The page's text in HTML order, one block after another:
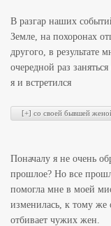
В разгар наших
Земле, на похоронах
другого, в
очередной раз
я и встретился
Поначалу я не очень
прошлое? Но все
помогла мне в моей
изменилась, к тому же
отбивает чужих жен.